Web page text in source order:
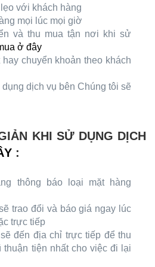
với khách hàng
mọi lúc mọi giờ
và thu mua tận nơi khi sử
ở đây
chuyển khoản theo khách
dịch vụ bên Chúng tôi sẽ
KHI SỬ DỤNG DỊCH
:
thông báo loại mặt hàng
trao đổi và báo giá ngay lúc
trực tiếp
đến địa chỉ trực tiếp để thu
thuận tiện nhất cho việc đi lại